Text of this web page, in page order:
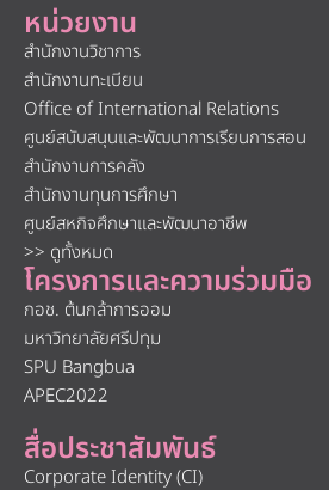
หน่วยงาน
สำนักงานวิชาการ
สำนักงานทะเบียน
Office of International Relations
ศูนย์สนับสนุนและพัฒนาการเรียนการสอน
สำนักงานการคลัง
สำนักงานทุนการศึกษา
ศูนย์สหกิจศึกษาและพัฒนาอาชีพ
>> ดูทั้งหมด
โครงการและความร่วมมือ
กอช. ต้นกล้าการออม
มหาวิทยาลัยศรีปทุม
SPU Bangbua
APEC2022
สื่อประชาสัมพันธ์
Corporate Identity (CI)